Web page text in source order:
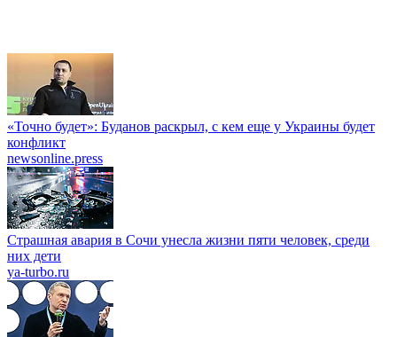
«Точно будет»: Буданов раскрыл, с кем еще у Украины будет
конфликт
newsonline.press
Страшная авария в Сочи унесла жизни пяти человек, среди
них дети
ya-turbo.ru